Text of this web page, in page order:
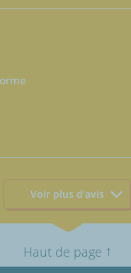
Voir plus d'avis
Haut de page ↑